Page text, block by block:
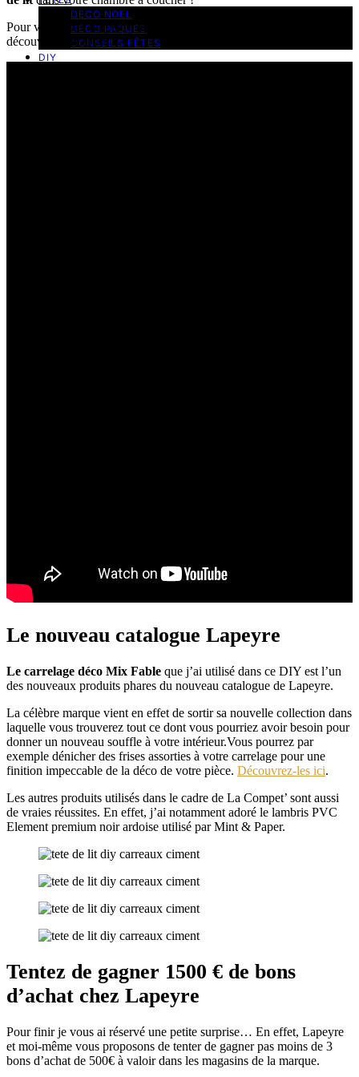
DECO NOEL
DECO PAQUES
CONSEILS FÊTES
DIY
Pour vous aider un peu, j’ai également réalisé une petite vidéo à
découvrir ci-dessous.
Le nouveau catalogue Lapeyre
Le carrelage déco Mix Fable que j’ai utilisé dans ce DIY est l’un
des nouveaux produits phares du nouveau catalogue de Lapeyre.
La célèbre marque vient en effet de sortir sa nouvelle collection dans
laquelle vous trouverez tout ce dont vous pourriez avoir besoin pour
donner un nouveau souffle à votre intérieur.Vous pourrez par
exemple dénicher des frises assorties à votre carrelage pour une
finition impeccable de la déco de votre pièce. Découvrez-les ici.
Les autres produits utilisés dans le cadre de La Compet’ sont aussi
de vraies réussites. En effet, j’ai notamment adoré le lambris PVC
Element premium noir ardoise utilisé par Mint & Paper.
Tentez de gagner 1500 € de bons
d’achat chez Lapeyre
Pour finir je vous ai réservé une petite surprise… En effet, Lapeyre
et moi-même vous proposons de tenter de gagner pas moins de 3
bons d’achat de 500€ à valoir dans les magasins de la marque.